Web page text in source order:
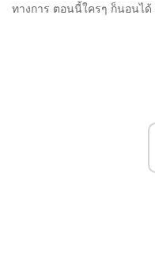
ทางการ ตอนนี้ใครๆ ก็นอนได้